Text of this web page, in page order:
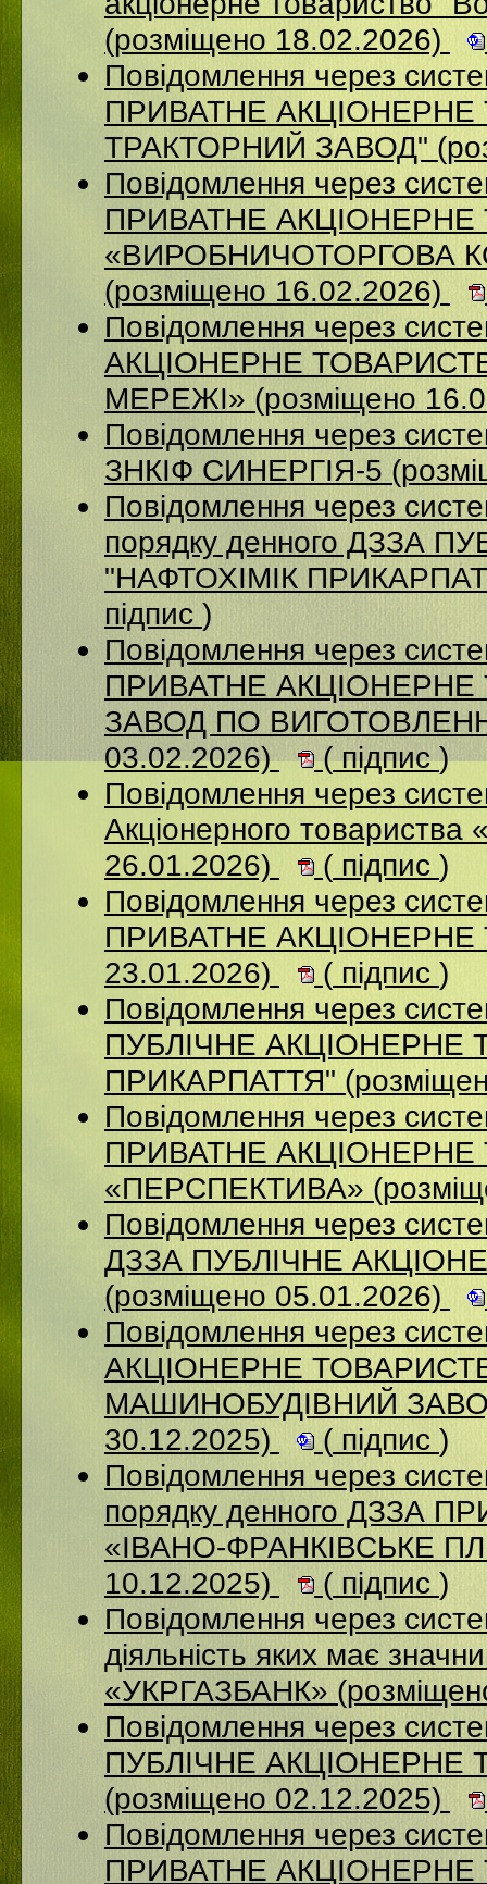
(розміщено 18.02.2026)
Повідомлення через
ПРИВАТНЕ АКЦIОНЕРНЕ
ТРАКТОРНИЙ ЗАВОД"
Повідомлення через
ПРИВАТНЕ
«ВИРОБНИЧОТОРГОВА
(розміщено 16.02.2026)
Повідомлення через
АКЦІОНЕРНЕ
МЕРЕЖІ» (розміщено
Повідомлення через
ЗНКІФ СИНЕРГІЯ-5
Повідомлення через
порядку денного ДЗЗА
"НАФТОХІМІК
підпис )
Повідомлення через
ПРИВАТНЕ
ЗАВОД ПО
03.02.2026)
(підпис)
Повідомлення через
Акціонерного
26.01.2026)
( підпис )
Повідомлення через
ПРИВАТНЕ АКЦІОНЕРНЕ
23.01.2026)
( підпис )
Повідомлення через
ПУБЛІЧНЕ АКЦІОНЕРНЕ
ПРИКАРПАТТЯ"
Повідомлення через
ПРИВАТНЕ
«ПЕРСПЕКТИВА»
Повідомлення через
ДЗЗА ПУБЛІЧНЕ
(розміщено 05.01.2026)
Повідомлення через
АКЦІОНЕРНЕ
МАШИНОБУДІВНИЙ
30.12.2025)
( підпис )
Повідомлення через
порядку денного ДЗЗА
«ІВАНО-ФРАНКІВСЬКЕ
10.12.2025)
( підпис )
Повідомлення через
діяльність яких має
«УКРГАЗБАНК»
Повідомлення через
ПУБЛІЧНЕ
(розміщено 02.12.2025)
Повідомлення через
ПРИВАТНЕ АКЦІОНЕРНЕ